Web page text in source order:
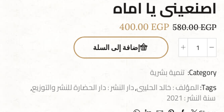
اصنعينى يا اماه
580.00EGP
400.00 EGP
إضافة إلى السلة
Category: تنمية بشرية
Tags: المؤلف : خالد الحليبى,دار النشر : دار الحضارة للنشر والتوزيع,
سنة النشر : 2021